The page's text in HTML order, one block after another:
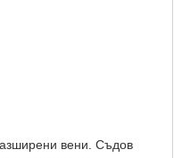
вени. Съдов